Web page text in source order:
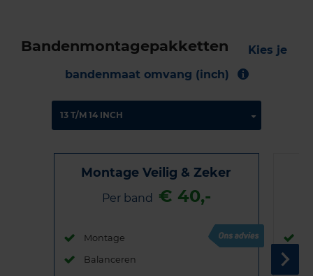
Bandenmontagepakketten
Kies je
bandenmaat omvang (inch)
Montage Veilig & Zeker
Per band € 40,-
Montage
Balanceren